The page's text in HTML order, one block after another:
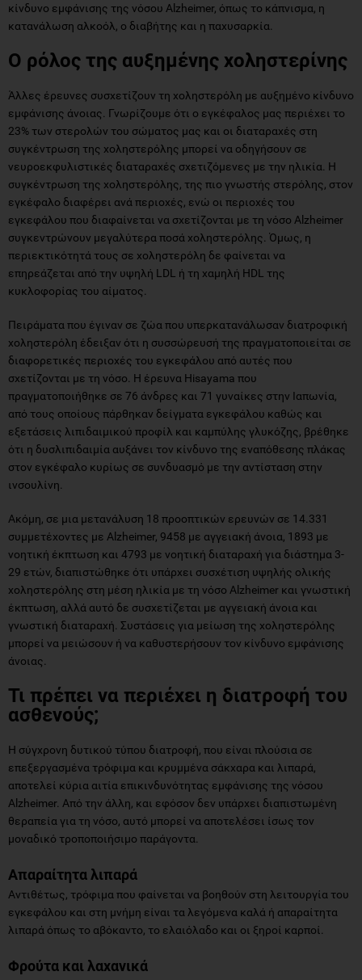
κίνδυνο εμφάνισης της νόσου Alzheimer, όπως το κάπνισμα, η
κατανάλωση αλκοόλ, ο διαβήτης και η παχυσαρκία.
Ο ρόλος της αυξημένης χοληστερίνης
Άλλες έρευνες συσχετίζουν τη χοληστερόλη με αυξημένο κίνδυνο
εμφάνισης άνοιας. Γνωρίζουμε ότι ο εγκέφαλος μας περιέχει το
23% των στερολών του σώματος μας και οι διαταραχές στη
συγκέντρωση της χοληστερόλης μπορεί να οδηγήσουν σε
νευροεκφυλιστικές διαταραχές σχετιζόμενες με την ηλικία. Η
συγκέντρωση της χοληστερόλης, της πιο γνωστής στερόλης, στον
εγκέφαλο διαφέρει ανά περιοχές, ενώ οι περιοχές του
εγκεφάλου που διαφαίνεται να σχετίζονται με τη νόσο Alzheimer
συγκεντρώνουν μεγαλύτερα ποσά χοληστερόλης. Όμως, η
περιεκτικότητά τους σε χοληστερόλη δε φαίνεται να
επηρεάζεται από την υψηλή LDL ή τη χαμηλή HDL της
κυκλοφορίας του αίματος.
Πειράματα που έγιναν σε ζώα που υπερκατανάλωσαν διατροφική
χοληστερόλη έδειξαν ότι η συσσώρευσή της πραγματοποιείται σε
διαφορετικές περιοχές του εγκεφάλου από αυτές που
σχετίζονται με τη νόσο. Η έρευνα Hisayama που
πραγματοποιήθηκε σε 76 άνδρες και 71 γυναίκες στην Ιαπωνία,
από τους οποίους πάρθηκαν δείγματα εγκεφάλου καθώς και
εξετάσεις λιπιδαιμικού προφίλ και καμπύλης γλυκόζης, βρέθηκε
ότι η δυσλιπιδαιμία αυξάνει τον κίνδυνο της εναπόθεσης πλάκας
στον εγκέφαλο κυρίως σε συνδυασμό με την αντίσταση στην
ινσουλίνη.
Ακόμη, σε μια μετανάλυση 18 προοπτικών ερευνών σε 14.331
συμμετέχοντες με Alzheimer, 9458 με αγγειακή άνοια, 1893 με
νοητική έκπτωση και 4793 με νοητική διαταραχή για διάστημα 3-
29 ετών, διαπιστώθηκε ότι υπάρχει συσχέτιση υψηλής ολικής
χοληστερόλης στη μέση ηλικία με τη νόσο Alzheimer και γνωστική
έκπτωση, αλλά αυτό δε συσχετίζεται με αγγειακή άνοια και
γνωστική διαταραχή. Συστάσεις για μείωση της χοληστερόλης
μπορεί να μειώσουν ή να καθυστερήσουν τον κίνδυνο εμφάνισης
άνοιας.
Τι πρέπει να περιέχει η διατροφή του
ασθενούς;
Η σύγχρονη δυτικού τύπου διατροφή, που είναι πλούσια σε
επεξεργασμένα τρόφιμα και κρυμμένα σάκχαρα και λιπαρά,
αποτελεί κύρια αιτία επικινδυνότητας εμφάνισης της νόσου
Alzheimer. Από την άλλη, και εφόσον δεν υπάρχει διαπιστωμένη
θεραπεία για τη νόσο, αυτό μπορεί να αποτελέσει ίσως τον
μοναδικό τροποποιήσιμο παράγοντα.
Απαραίτητα λιπαρά
Αντιθέτως, τρόφιμα που φαίνεται να βοηθούν στη λειτουργία του
εγκεφάλου και στη μνήμη είναι τα λεγόμενα καλά ή απαραίτητα
λιπαρά όπως το αβόκαντο, το ελαιόλαδο και οι ξηροί καρποί.
Φρούτα και λαχανικά